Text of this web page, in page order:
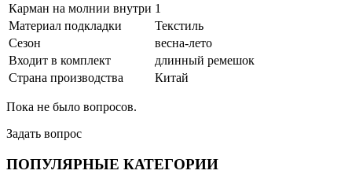
Карман на молнии внутри 1
Материал подкладки
Текстиль
Сезон
весна-лето
Входит в комплект
длинный ремешок
Страна производства
Китай
Пока не было вопросов.
Задать вопрос
ПОПУЛЯРНЫЕ КАТЕГОРИИ